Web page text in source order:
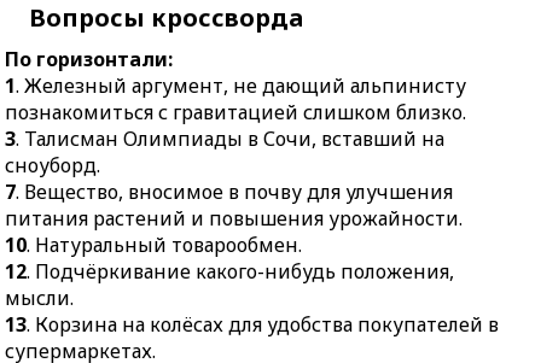
15.Грамматический
сосед корня в составе
слова.
19.Автор, стремящийся
к правдивому
изображению жизни.
21.То же, что силуэт.
22.Центральный догмат
христианского
вероучения.
23.Название государства
Лихтенштейн.
12.Песенный
16.Вид художественной
обработки металла.
17.Быстроходный
чая.
18.Пережиток прошлого.
19.Стояночный тормоз
20.Рана.
Вопросы кроссворда
По горизонтали:
1. Железный аргумент, не дающий альпинисту
познакомиться с гравитацией слишком близко.
3. Талисман Олимпиады в Сочи, вставший на
сноуборд.
7. Вещество, вносимое в почву для улучшения
питания растений и повышения урожайности.
10. Натуральный товарообмен.
12. Подчёркивание какого-нибудь положения,
мысли.
13. Корзина на колёсах для удобства покупателей в
супермаркетах.